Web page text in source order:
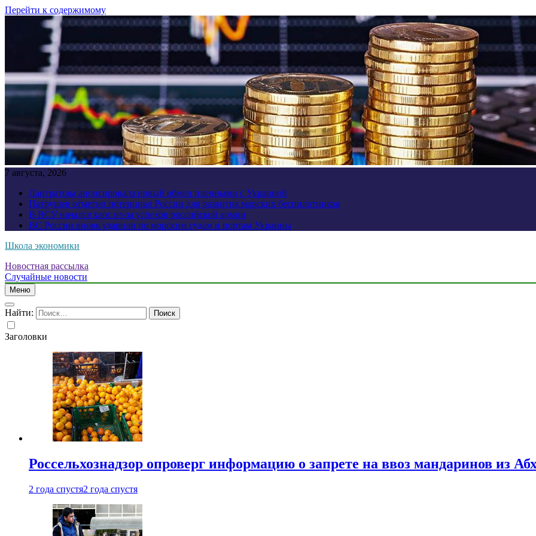
Перейти к содержимому
7 августа, 2026
Лантратова анонсировала новый обмен пленными с Украиной
Патрушев отметил потенциал России для развития морских беспилотников
В ВСУ начался хаос из-за успехов российской армии
ВС России вновь ударили по морским судам и портам Украины
Школа экономики
Новостная рассылка
Случайные новости
Меню
Найти:
Заголовки
Россельхознадзор опроверг информацию о запрете на ввоз мандаринов из
2 года спустя2 года спустя